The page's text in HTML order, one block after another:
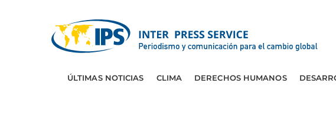
ÚLTIMAS NOTICIAS CLIMA DERECHOS HUMANOS